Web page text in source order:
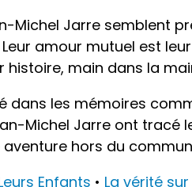
Michel Jarre semblent
amour mutuel est
histoire, main dans la
dans les mémoires
Michel Jarre ont
hors du
Enfants • La vérité